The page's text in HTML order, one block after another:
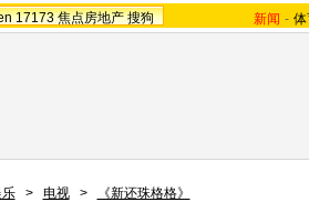
17173 焦点房地产 搜狗 新闻 -
> 电视 > 《新还珠格格》